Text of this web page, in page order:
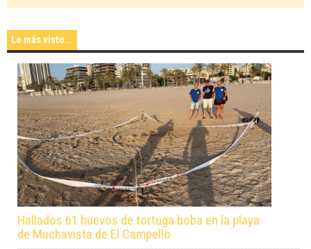
Lo más visto...
Hallados 61 huevos de tortuga boba en la playa
de Muchavista de El Campello